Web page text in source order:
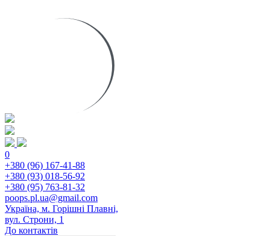
0
+380 (96) 167-41-88
+380 (93) 018-56-92
+380 (95) 763-81-32
poops.pl.ua@gmail.com
Україна, м. Горішні Плавні,
вул. Строни, 1
До контактів